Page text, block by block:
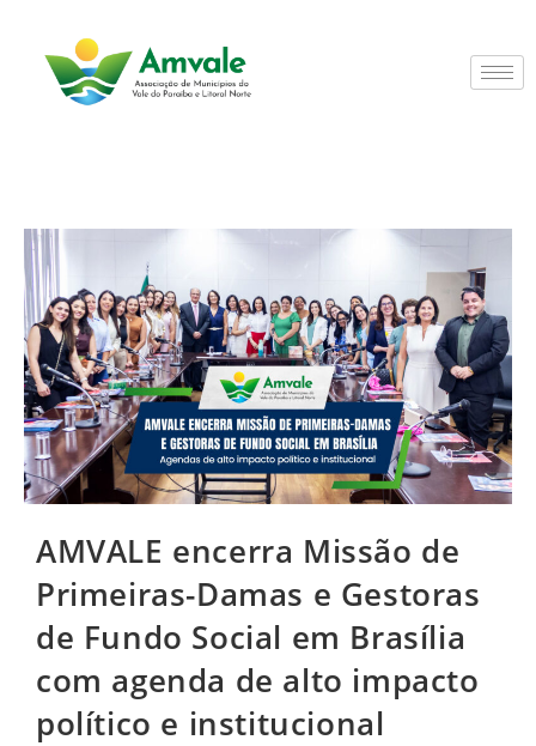
AMVALE encerra Missão de
Primeiras-Damas e Gestoras
de Fundo Social em Brasília
com agenda de alto impacto
político e institucional